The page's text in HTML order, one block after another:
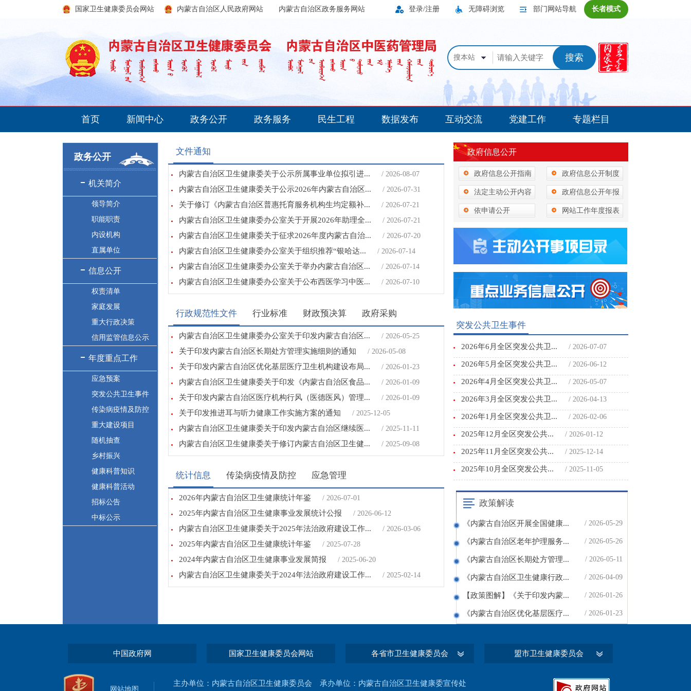
国家卫生健康委员会网站 内蒙古自治区人民政府网站 内蒙古自治区政务服务网站 长者模式
部门网站导航
无障碍浏览
登录/注册
搜本站 搜索
首页 新闻中心 政务公开 政务服务 民生工程 数据发布 互动交流 党建工作 专题栏目
政务公开
机关简介
领导简介
职能职责
内设机构
直属单位
信息公开
权责清单
家庭发展
重大行政决策
信用监管信息公示
年度重点工作
应急预案
突发公共卫生事件
传染病疫情及防控
重大建设项目
随机抽查
乡村振兴
健康科普知识
健康科普活动
招标公告
中标公示
文件通知
内蒙古自治区卫生健康委关于公示所属事业单位拟引进... / 2026-08-07
内蒙古自治区卫生健康委关于公示2026年内蒙古自治区... / 2026-07-31
关于修订《内蒙古自治区普惠托育服务机构生均定额补... / 2026-07-21
内蒙古自治区卫生健康委办公室关于开展2026年助理全... / 2026-07-21
内蒙古自治区卫生健康委关于征求2026年度内蒙古自治... / 2026-07-20
内蒙古自治区卫生健康委办公室关于组织推荐“银哈达... / 2026-07-14
内蒙古自治区卫生健康委办公室关于举办内蒙古自治区... / 2026-07-14
内蒙古自治区卫生健康委办公室关于公布西医学习中医... / 2026-07-10
行政规范性文件 行业标准 财政预决算 政府采购
内蒙古自治区卫生健康委办公室关于印发内蒙古自治区... / 2026-05-25
关于印发内蒙古自治区长期处方管理实施细则的通知 / 2026-05-08
关于印发内蒙古自治区优化基层医疗卫生机构建设布局... / 2026-01-23
内蒙古自治区卫生健康委关于印发《内蒙古自治区食品... / 2026-01-09
关于印发内蒙古自治区医疗机构行风（医德医风）管理... / 2026-01-09
关于印发推进耳与听力健康工作实施方案的通知 / 2025-12-05
内蒙古自治区卫生健康委关于印发内蒙古自治区继续医... / 2025-11-11
内蒙古自治区卫生健康委关于修订内蒙古自治区卫生健... / 2025-09-08
统计信息 传染病疫情及防控 应急管理
2026年内蒙古自治区卫生健康统计年鉴 / 2026-07-01
2025年内蒙古自治区卫生健康事业发展统计公报 / 2026-06-12
内蒙古自治区卫生健康委关于2025年法治政府建设工作... / 2026-03-06
2025年内蒙古自治区卫生健康统计年鉴 / 2025-07-28
2024年内蒙古自治区卫生健康事业发展简报 / 2025-06-20
内蒙古自治区卫生健康委关于2024年法治政府建设工作... / 2025-02-14
政府信息公开
政府信息公开指南 政府信息公开制度
法定主动公开内容 政府信息公开年报
依申请公开 网站工作年度报表
突发公共卫生事件
2026年6月全区突发公共卫... / 2026-07-07
2026年5月全区突发公共卫... / 2026-06-12
2026年4月全区突发公共卫... / 2026-05-07
2026年3月全区突发公共卫... / 2026-04-13
2026年1月全区突发公共卫... / 2026-02-06
2025年12月全区突发公共... / 2026-01-12
2025年11月全区突发公共... / 2025-12-14
2025年10月全区突发公共... / 2025-11-05
政策解读
《内蒙古自治区开展全国健康... / 2026-05-29
《内蒙古自治区老年护理服务... / 2026-05-26
《内蒙古自治区长期处方管理... / 2026-05-11
《内蒙古自治区卫生健康行政... / 2026-04-09
【政策图解】《关于印发内蒙... / 2026-01-26
《内蒙古自治区优化基层医疗... / 2026-01-23
中国政府网 国家卫生健康委员会网站 各省市卫生健康委员会 盟市卫生健康委员会
网站地图
主办单位：内蒙古自治区卫生健康委员会 承办单位：内蒙古自治区卫生健康委宣传处